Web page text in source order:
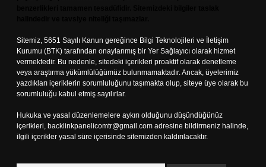
Sitemiz, 5651 Sayılı Kanun gereğince Bilgi Teknolojileri ve İletişim
Kurumu (BTK) tarafından onaylanmış bir Yer Sağlayıcı olarak hizmet
vermektedir. Bu nedenle, sitedeki içerikleri proaktif olarak denetleme
veya araştırma yükümlülüğümüz bulunmamaktadır. Ancak, üyelerimiz
yazdıkları içeriklerin sorumluluğunu taşımakta olup, siteye üye olarak bu
sorumluluğu kabul etmiş sayılırlar.
Hukuka ve yasal düzenlemelere aykırı olduğunu düşündüğünüz
içerikleri, backlinkpanelicomtr@gmail.com adresine bildirmeniz halinde,
ilgili içerikler yasal süre içerisinde sitemizden kaldırılacaktır.